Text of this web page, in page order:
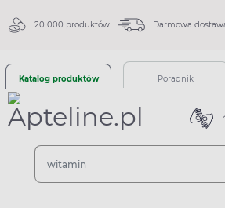
20 000 produktów Darmowa
Katalog produktów Poradnik